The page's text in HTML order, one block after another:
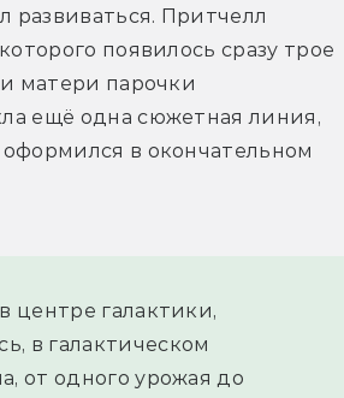
Притчелл
появилось сразу трое
матери парочки
ещё одна сюжетная линия,
в окончательном
центре галактики,
в галактическом
от одного урожая до